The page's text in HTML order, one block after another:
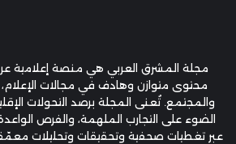
مجلة المشرق العربي هي منصة إعلامية
محتوى متوازن وهادف في مجالات الإعلام،
والمجتمع. تُعنى المجلة برصد التحولات
الضوء على التجارب الملهمة، والفرص
عبر تغطيات صحفية وتحقيقات وتحليلات